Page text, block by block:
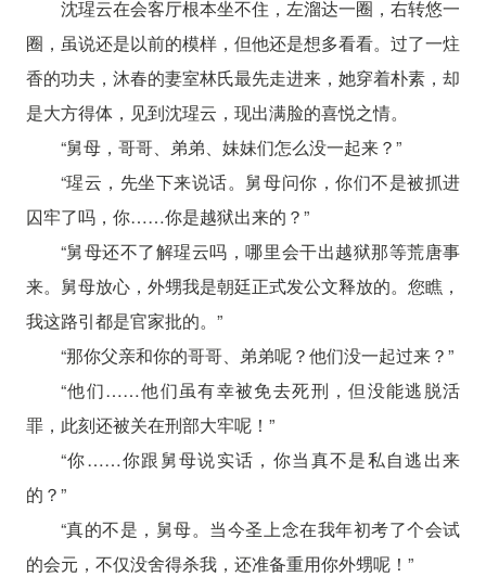
沈瑆云在会客厅根本坐不住，左溜达一圈，右转悠一
圈，虽说还是以前的模样，但他还是想多看看。过了一炷
香的功夫，沐春的妻室林氏最先走进来，她穿着朴素，却
是大方得体，见到沈瑆云，现出满脸的喜悦之情。
“舅母，哥哥、弟弟、妹妹们怎么没一起来？”
“瑆云，先坐下来说话。舅母问你，你们不是被抓进
囚牢了吗，你……你是越狱出来的？”
“舅母还不了解瑆云吗，哪里会干出越狱那等荒唐事
来。舅母放心，外甥我是朝廷正式发公文释放的。您瞧，
我这路引都是官家批的。”
“那你父亲和你的哥哥、弟弟呢？他们没一起过来？”
“他们……他们虽有幸被免去死刑，但没能逃脱活
罪，此刻还被关在刑部大牢呢！”
“你……你跟舅母说实话，你当真不是私自逃出来
的？”
“真的不是，舅母。当今圣上念在我年初考了个会试
的会元，不仅没舍得杀我，还准备重用你外甥呢！”